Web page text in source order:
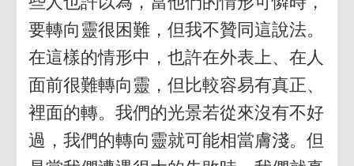
要轉向靈很困難，但我不贊同這說法。
在這樣的情形中，也許在外表上、在人
面前很難轉向靈，但比較容易有真正、
裡面的轉。我們的光景若從來沒有不好
過，我們的轉向靈就可能相當膚淺。但